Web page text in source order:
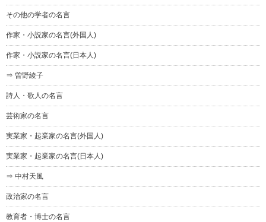
その他の学者の名言
作家・小説家の名言(外国人)
作家・小説家の名言(日本人)
⇒ 曽野綾子
詩人・歌人の名言
芸術家の名言
実業家・起業家の名言(外国人)
実業家・起業家の名言(日本人)
⇒ 中村天風
政治家の名言
教育者・博士の名言